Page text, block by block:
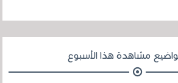
مشاهدة هذا الأسبوع